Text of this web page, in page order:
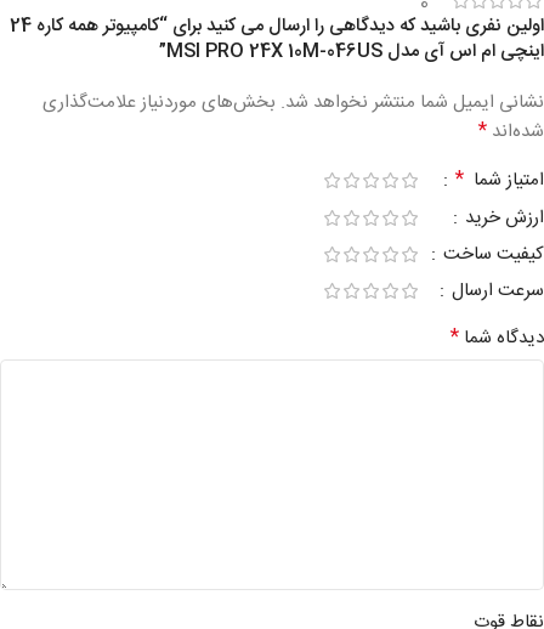
اولین نفری باشید که دیدگاهی را ارسال می کنید برای “کامپیوتر همه کاره 24
اینچی ام اس آی مدل MSI PRO 24X 10M-046US”
نشانی ایمیل شما منتشر نخواهد شد. بخش‌های موردنیاز علامت‌گذاری
شده‌اند *
امتیاز شما *
ارزش خرید
کیفیت ساخت
سرعت ارسال
دیدگاه شما *
نقاط قوت